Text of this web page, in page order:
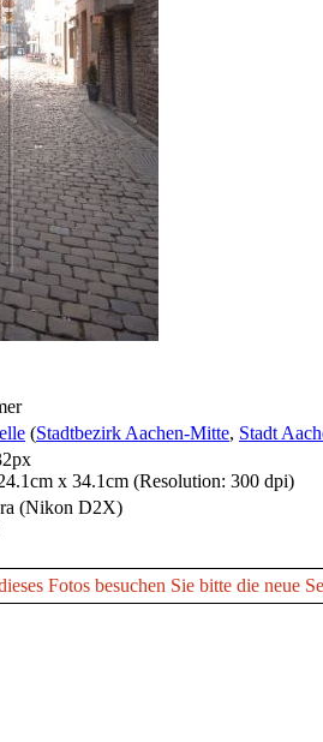
(Stadtbezirk Aachen-Mitte, Stadt
x 34.1cm (Resolution: 300 dpi)
(Nikon D2X)
Fotos besuchen Sie bitte die neue